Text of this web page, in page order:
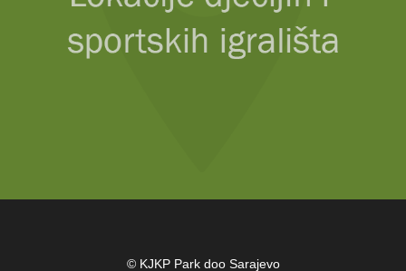
© KJKP Park doo Sarajevo